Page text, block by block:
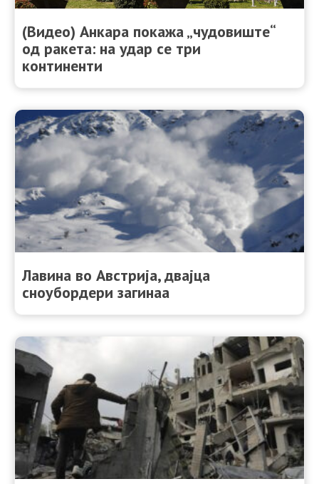
(Видео) Анкара покажа „чудовиште“
од ракета: на удар се три
континенти
Лавина во Австрија, двајца
сноубордери загинаа